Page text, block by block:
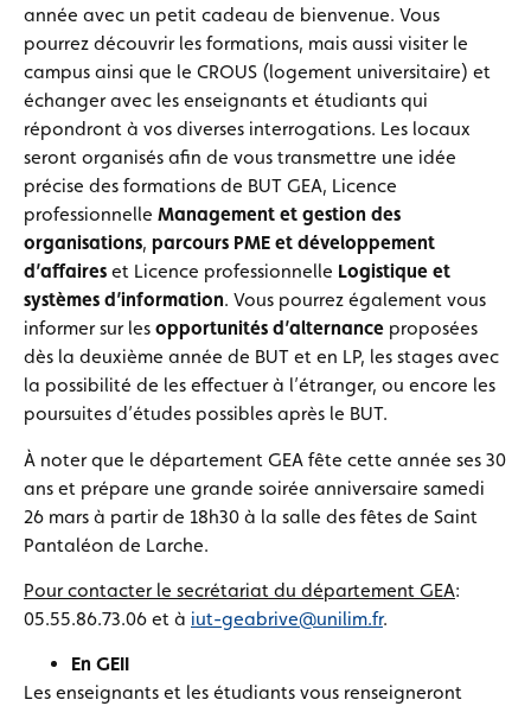
année avec un petit cadeau de bienvenue. Vous
pourrez découvrir les formations, mais aussi visiter le
campus ainsi que le CROUS (logement universitaire) et
échanger avec les enseignants et étudiants qui
répondront à vos diverses interrogations. Les locaux
seront organisés afin de vous transmettre une idée
précise des formations de BUT GEA, Licence
professionnelle Management et gestion des
organisations, parcours PME et développement
d’affaires et Licence professionnelle Logistique et
systèmes d’information. Vous pourrez également vous
informer sur les opportunités d’alternance proposées
dès la deuxième année de BUT et en LP, les stages avec
la possibilité de les effectuer à l’étranger, ou encore les
poursuites d’études possibles après le BUT.
À noter que le département GEA fête cette année ses 30
ans et prépare une grande soirée anniversaire samedi
26 mars à partir de 18h30 à la salle des fêtes de Saint
Pantaléon de Larche.
Pour contacter le secrétariat du département GEA:
05.55.86.73.06 et à iut-geabrive@unilim.fr.
En GEII
Les enseignants et les étudiants vous renseigneront